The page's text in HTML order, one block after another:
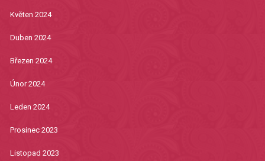
Květen 2024
Duben 2024
Březen 2024
Únor 2024
Leden 2024
Prosinec 2023
Listopad 2023